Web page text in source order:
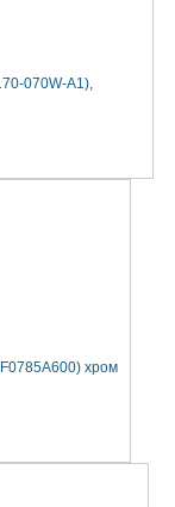
070W-A1),
хром